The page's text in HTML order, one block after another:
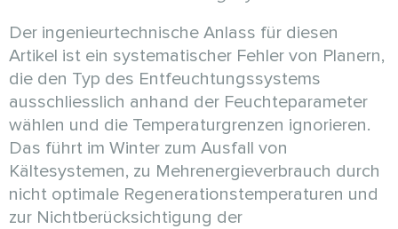
Der ingenieurtechnische Anlass für diesen
Artikel ist ein systematischer Fehler von Planern,
die den Typ des Entfeuchtungssystems
ausschliesslich anhand der Feuchteparameter
wählen und die Temperaturgrenzen ignorieren.
Das führt im Winter zum Ausfall von
Kältesystemen, zu Mehrenergieverbrauch durch
nicht optimale Regenerationstemperaturen und
zur Nichtberücksichtigung der